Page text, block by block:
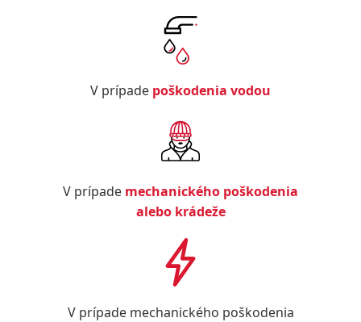
V prípade poškodenia vodou
V prípade mechanického poškodenia
alebo krádeže
V prípade mechanického poškodenia